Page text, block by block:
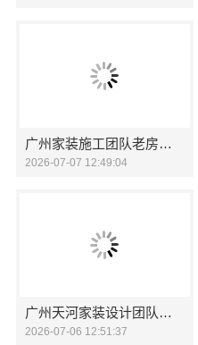
广州家装施工团队老房翻新信赖精匠饰家
2026-07-07 12:49:04
广州天河家装设计团队拎包入住精匠饰家
2026-07-06 12:51:37